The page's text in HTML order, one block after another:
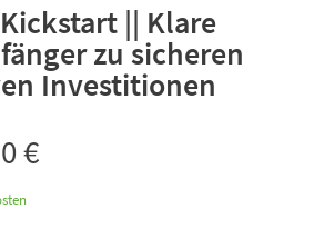
|| Klare
zu sicheren
Investitionen
€